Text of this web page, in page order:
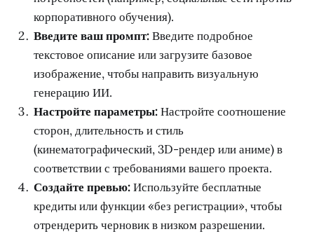
корпоративного обучения).
Введите ваш промпт:Введите подробное
текстовое описание или загрузите базовое
изображение, чтобы направить визуальную
генерацию ИИ.
Настройте параметры:Настройте соотношение
сторон, длительность и стиль
(кинематографический, 3D-рендер или аниме) в
соответствии с требованиями вашего проекта.
Создайте превью:Используйте бесплатные
кредиты или функции «без регистрации», чтобы
отрендерить черновик в низком разрешении.